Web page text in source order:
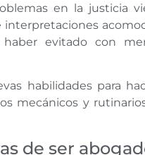
en la justicia
evitado con
habilidades para
mecánicos y
de ser